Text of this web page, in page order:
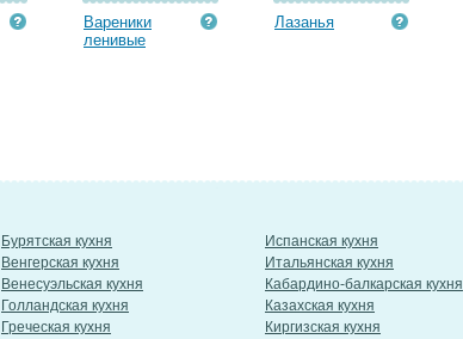
Вареники
ленивые
Лазанья
Бурятская кухня
Венгерская кухня
Венесуэльская кухня
Голландская кухня
Греческая кухня
Испанская кухня
Итальянская кухня
Кабардино-балкарская кухня
Казахская кухня
Киргизская кухня